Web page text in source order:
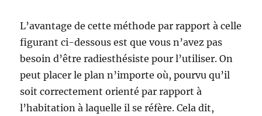
L’avantage de cette méthode par rapport à celle
figurant ci-dessous est que vous n’avez pas
besoin d’être radiesthésiste pour l’utiliser. On
peut placer le plan n’importe où, pourvu qu’il
soit correctement orienté par rapport à
l’habitation à laquelle il se réfère. Cela dit,